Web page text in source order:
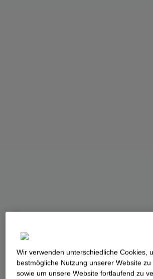
Wir verwenden unterschiedliche Cookies,
best­mögliche Nutzung unserer Website
sowie um unsere Website fortlaufend zu